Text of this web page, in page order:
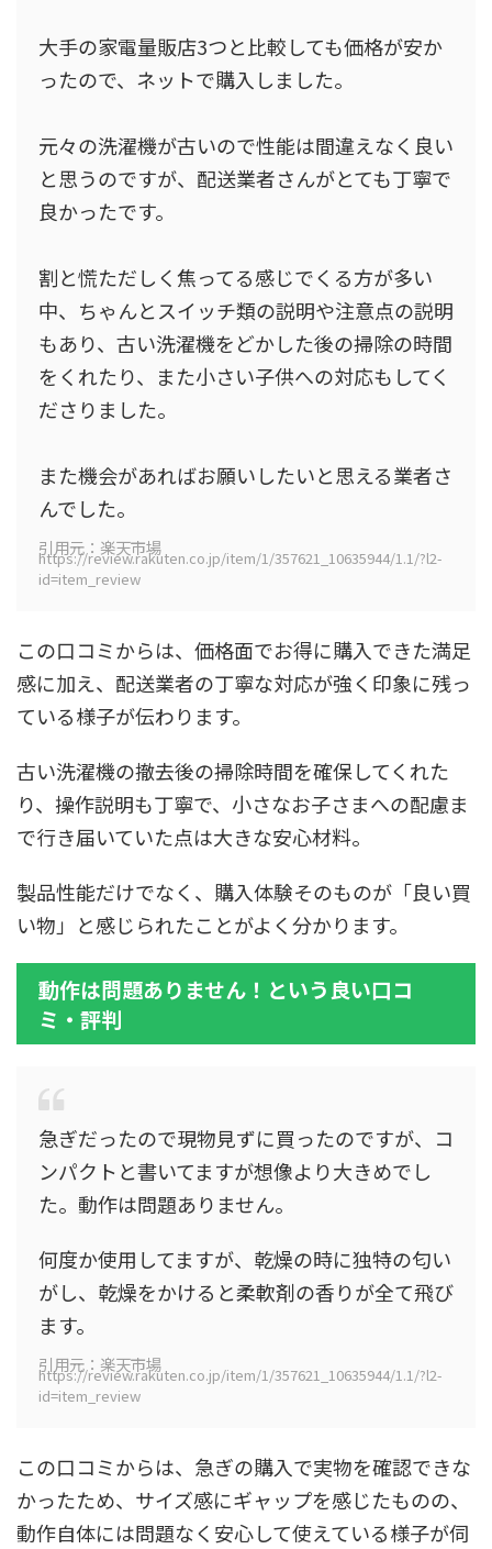
大手の家電量販店3つと比較しても価格が安か
ったので、ネットで購入しました。
元々の洗濯機が古いので性能は間違えなく良い
と思うのですが、配送業者さんがとても丁寧で
良かったです。
割と慌ただしく焦ってる感じでくる方が多い
中、ちゃんとスイッチ類の説明や注意点の説明
もあり、古い洗濯機をどかした後の掃除の時間
をくれたり、また小さい子供への対応もしてく
ださりました。
また機会があればお願いしたいと思える業者さ
んでした。
引用元：楽天市場
https://review.rakuten.co.jp/item/1/357621_10635944/1.1/?l2-
id=item_review
この口コミからは、価格面でお得に購入できた満足
感に加え、配送業者の丁寧な対応が強く印象に残っ
ている様子が伝わります。
古い洗濯機の撤去後の掃除時間を確保してくれた
り、操作説明も丁寧で、小さなお子さまへの配慮ま
で行き届いていた点は大きな安心材料。
製品性能だけでなく、購入体験そのものが「良い買
い物」と感じられたことがよく分かります。
動作は問題ありません！という良い口コ
ミ・評判
急ぎだったので現物見ずに買ったのですが、コ
ンパクトと書いてますが想像より大きめでし
た。動作は問題ありません。
何度か使用してますが、乾燥の時に独特の匂い
がし、乾燥をかけると柔軟剤の香りが全て飛び
ます。
引用元：楽天市場
https://review.rakuten.co.jp/item/1/357621_10635944/1.1/?l2-
id=item_review
この口コミからは、急ぎの購入で実物を確認できな
かったため、サイズ感にギャップを感じたものの、
動作自体には問題なく安心して使えている様子が伺